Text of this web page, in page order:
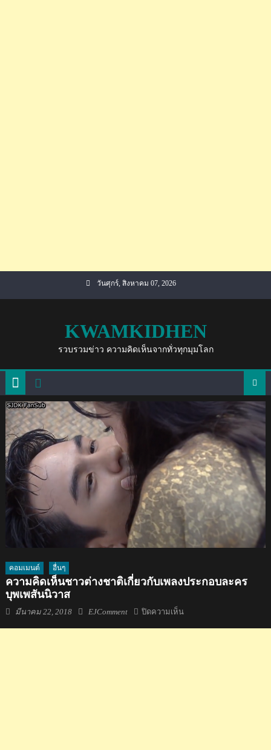
วันศุกร์, สิงหาคม 07, 2026
KWAMKIDHEN
รวบรวมข่าว ความคิดเห็นจากทั่วทุกมุมโลก
คอมเมนต์ อื่นๆ
ความคิดเห็นชาวต่างชาติเกี่ยวกับเพลงประกอบละคร
บุพเพสันนิวาส
Posted
มีนาคม 22, 2018 Author
EJComment ปิดความเห็นบน